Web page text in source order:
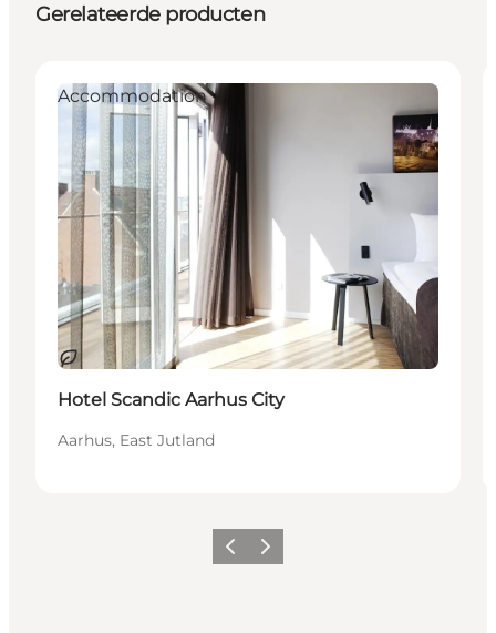
Gerelateerde producten
Duurzaam
Accommodation
Hotel Scandic Aarhus City
Aarhus, East Jutland
Vorige Volgende